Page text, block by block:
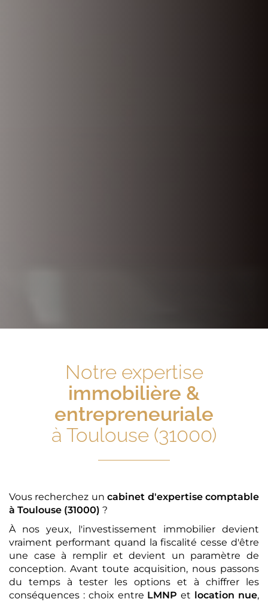
Notre expertise
immobilière &
entrepreneuriale
à Toulouse (31000)
Vous recherchez uncabinet d'expertise comptable
à Toulouse (31000) ?
À nos yeux, l'investissement immobilier devient
vraiment performant quand la fiscalité cesse d'être
une case à remplir et devient un paramètre de
conception. Avant toute acquisition, nous passons
du temps à tester les options et à chiffrer les
conséquences : choix entre LMNP et location nue,